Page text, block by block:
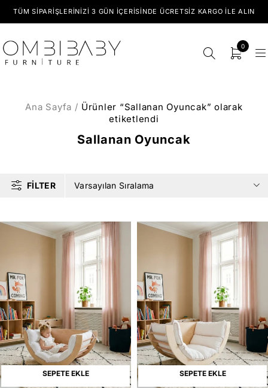
TÜM SIPARIŞLERINIZI 3 GÜN İÇERISINDE ÜCRETSIZ KARGO ILE ALIN
0
Sallanan Oyuncak
Ana Sayfa / Ürünler “Sallanan Oyuncak” olarak
etiketlendi
FILTER Varsayılan Sıralama
SEPETE EKLE SEPETE EKLE